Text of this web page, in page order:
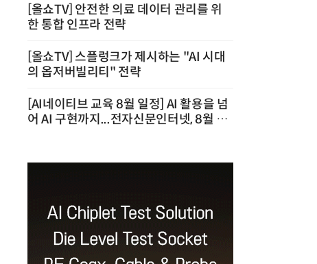
[올쇼TV] 안전한 의료 데이터 관리를 위
한 통합 인프라 전략
[올쇼TV] 스플렁크가 제시하는 "AI 시대
의 옵저버빌리티" 전략
[AI네이티브 교육 8월 일정] AI 활용을 넘
어 AI 구현까지...전자신문인터넷, 8월 실